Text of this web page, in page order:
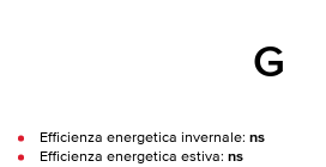
G
Efficienza energetica invernale: ns
Efficienza energetica estiva: ns